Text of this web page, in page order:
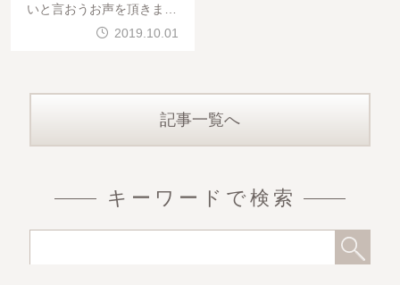
いと言おうお声を頂きます
。以前、太もも全周＋膝
→ 豊胸の全体写真を見て
2019.10.01
記事一覧へ
キーワードで検索